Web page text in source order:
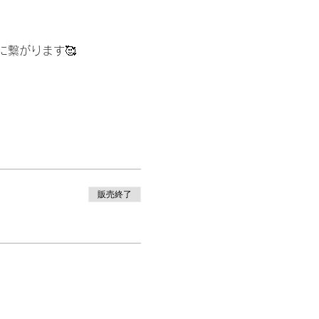
繋がります🥰
販売終了